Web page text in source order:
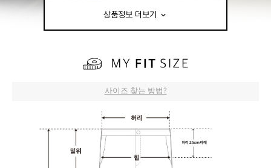
상품정보 더보기